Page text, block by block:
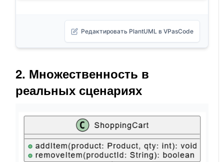
Редактировать PlantUML в VPasCode
2. Множественность в
реальных сценариях